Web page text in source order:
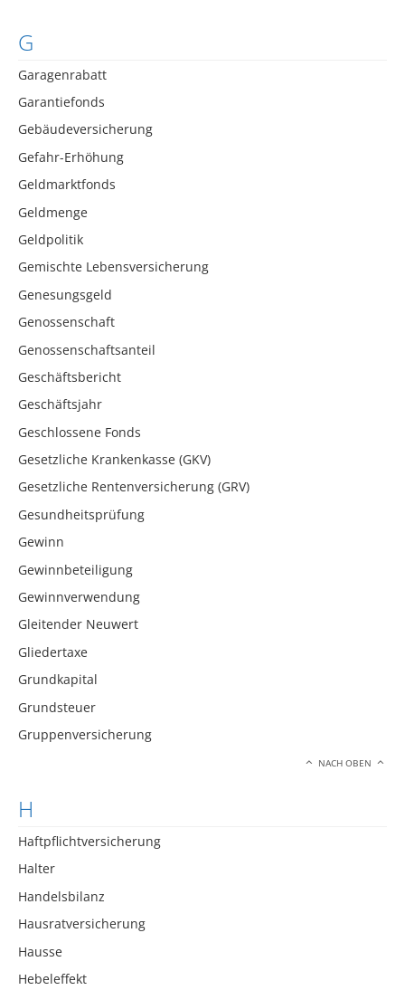
G
Garagenrabatt
Garantiefonds
Gebäudeversicherung
Gefahr-Erhöhung
Geldmarktfonds
Geldmenge
Geldpolitik
Gemischte Lebensversicherung
Genesungsgeld
Genossenschaft
Genossenschaftsanteil
Geschäftsbericht
Geschäftsjahr
Geschlossene Fonds
Gesetzliche Krankenkasse (GKV)
Gesetzliche Rentenversicherung (GRV)
Gesundheitsprüfung
Gewinn
Gewinnbeteiligung
Gewinnverwendung
Gleitender Neuwert
Gliedertaxe
Grundkapital
Grundsteuer
Gruppenversicherung
NACH OBEN
H
Haftpflichtversicherung
Halter
Handelsbilanz
Hausratversicherung
Hausse
Hebeleffekt